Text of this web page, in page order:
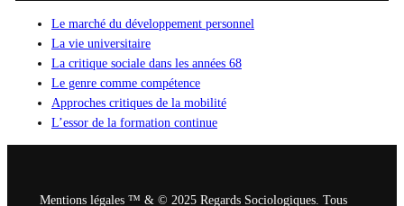
Le marché du développement personnel
La vie universitaire
La critique sociale dans les années 68
Le genre comme compétence
Approches critiques de la mobilité
L’essor de la formation continue
Mentions légales ™ & © 2025 Regards Sociologiques. Tous